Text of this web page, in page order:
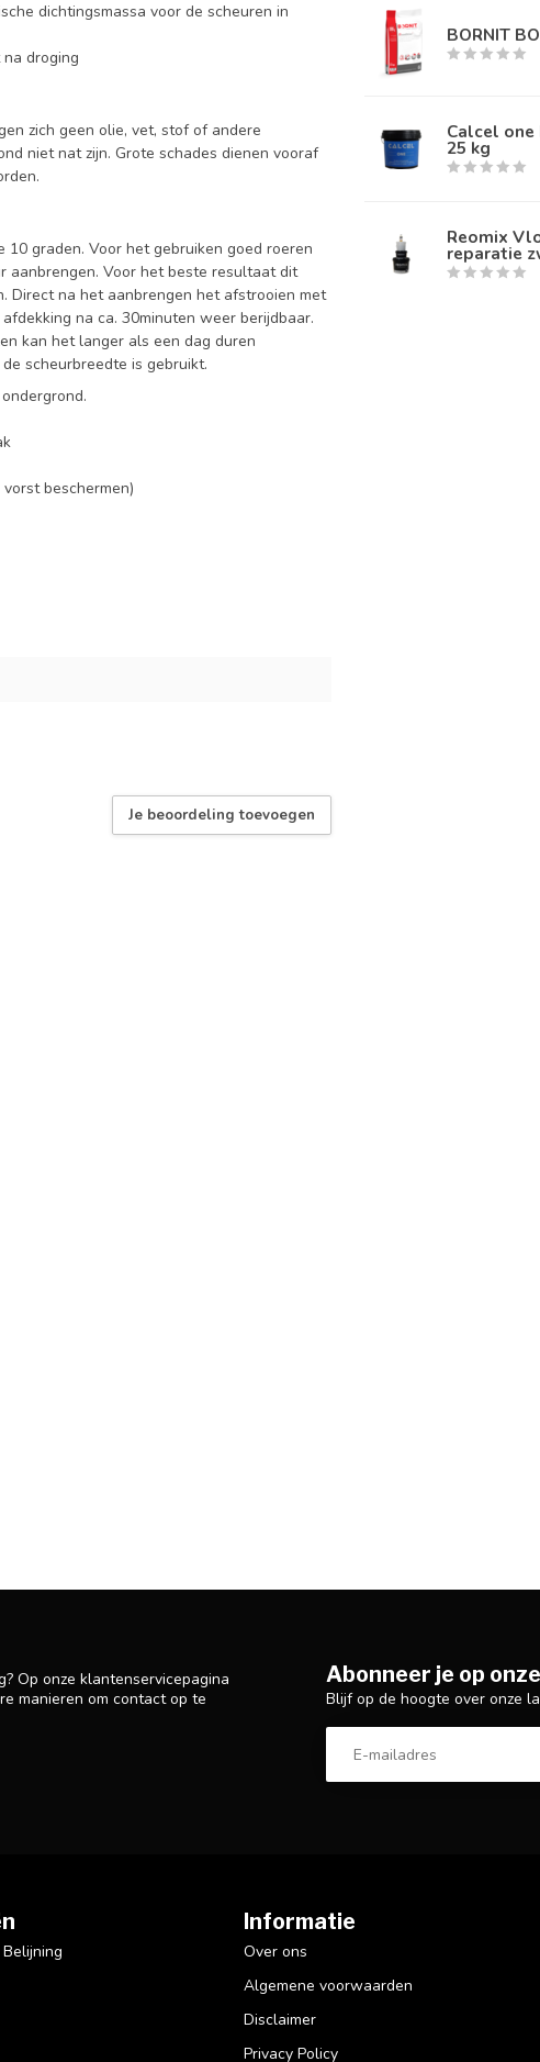
dichtingsmassa voor de scheuren in
droging
zich geen olie, vet, stof of andere
niet nat zijn. Grote schades dienen vooraf
graden. Voor het gebruiken goed roeren
aanbrengen. Voor het beste resultaat dit
Direct na het aanbrengen het afstrooien met
na ca. 30minuten weer berijdbaar.
kan het langer als een dag duren
scheurbreedte is gebruikt.
beschermen)
Je beoordeling toevoegen
BORNIT
Calcel
25 kg
Reomix
reparatie
Op onze klantenservicepagina
manieren om contact op te
Abonneer je op
Blijf op de hoogte over onze
Informatie
Over ons
Algemene voorwaarden
Disclaimer
Privacy Policy